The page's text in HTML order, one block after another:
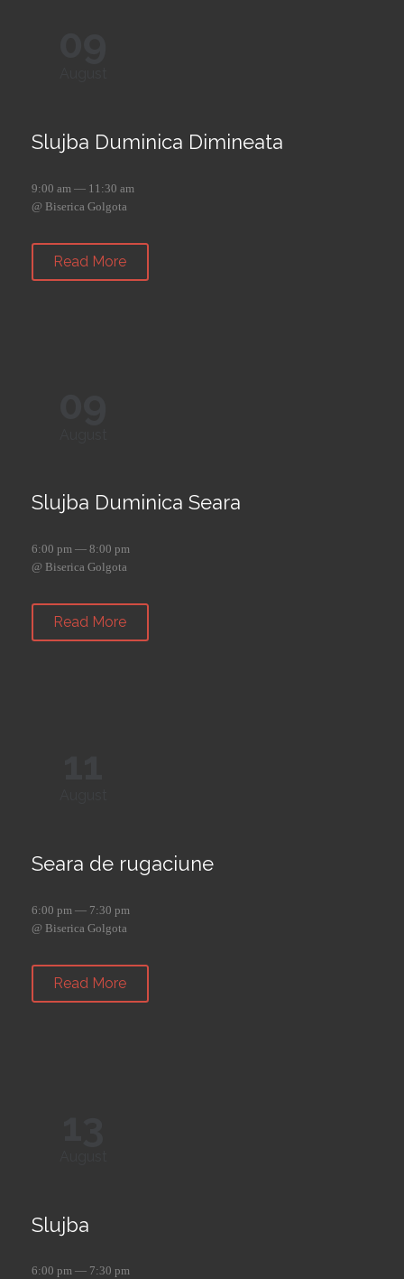
Slujba Duminica Dimineata
9:00 am — 11:30 am
@ Biserica Golgota
Read More
Slujba Duminica Seara
6:00 pm — 8:00 pm
@ Biserica Golgota
Read More
Seara de rugaciune
6:00 pm — 7:30 pm
@ Biserica Golgota
Read More
Slujba
6:00 pm — 7:30 pm